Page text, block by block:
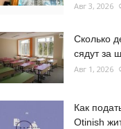
Авг 3, 2026
Сколько
сядут за
Авг 1, 2026
Как
Otinish